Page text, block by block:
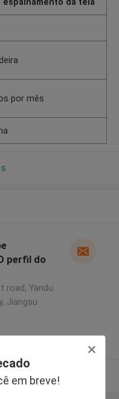
em breve!
por mês
perfil do
road, Yandu
Jiangsu